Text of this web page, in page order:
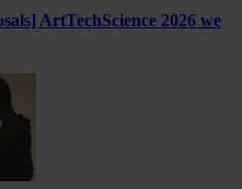
ArtTechScience 2026 we